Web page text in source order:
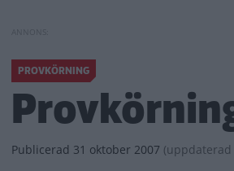
PROVKÖRNING
Publicerad 31 oktober 2007 (uppdaterad